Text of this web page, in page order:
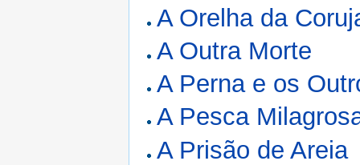
A Orelha da
A Outra Morte
A Perna e os
A Pesca
A Prisão de Areia